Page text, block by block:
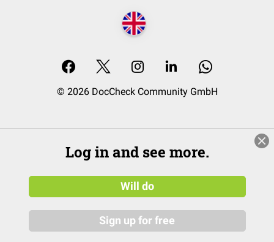
© 2026 DocCheck Community GmbH
Log in and see more.
Will do
Sign up for free